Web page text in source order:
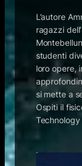
L’autore
ragazzi
studenti
loro opere,
si mette a
Ospiti il